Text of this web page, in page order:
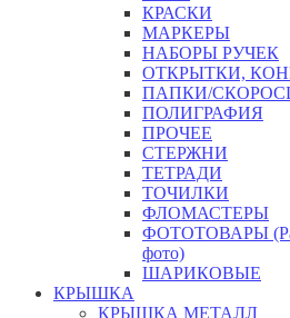
КРАСКИ
МАРКЕРЫ
НАБОРЫ РУЧЕК
ОТКРЫТКИ,
ПАПКИ/
ПОЛИГРАФИЯ
ПРОЧЕЕ
СТЕРЖНИ
ТЕТРАДИ
ТОЧИЛКИ
ФЛОМАСТЕРЫ
ФОТОТОВАРЫ
фото)
ШАРИКОВЫЕ
КРЫШКА
КРЫШКА МЕТАЛЛ